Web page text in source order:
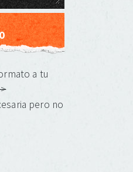
a tu
pero no